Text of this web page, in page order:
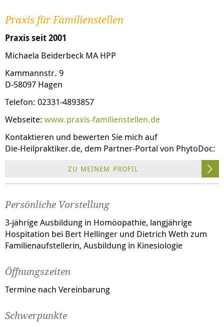
Praxis für Familienstellen
Praxis seit 2001
Michaela Beiderbeck MA HPP
Kammannstr. 9
D-58097 Hagen
Telefon: 02331-4893857
Webseite: www.praxis-familienstellen.de
Kontaktieren und bewerten Sie mich auf
Die-Heilpraktiker.de, dem Partner-Portal von PhytoDoc:
ZU MEINEM PROFIL
Persönliche Vorstellung
3-jährige Ausbildung in Homöopathie, langjährige
Hospitation bei Bert Hellinger und Dietrich Weth zum
Familienaufstellerin, Ausbildung in Kinesiologie
Öffnungszeiten
Termine nach Vereinbarung
Schwerpunkte